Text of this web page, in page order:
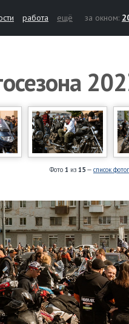
работа ещё за окном:
Фото 1 из 15 — список